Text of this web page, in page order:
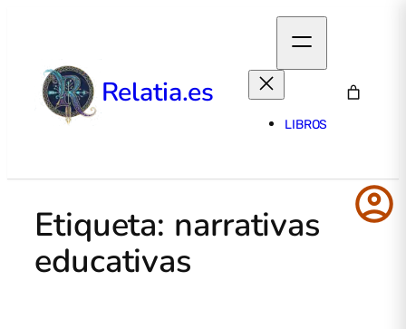
Relatia.es
LIBROS
Etiqueta: narrativas
educativas
account_circle